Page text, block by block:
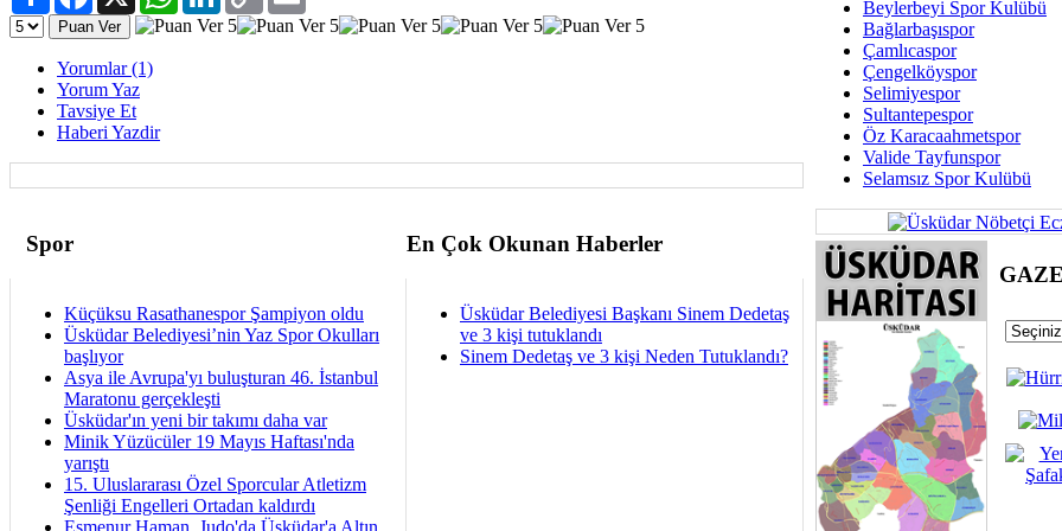
Yorumlar (1)
Yorum Yaz
Tavsiye Et
Haberi Yazdir
Spor En Çok Okunan Haberler
Küçüksu Rasathanespor Şampiyon oldu
Üsküdar Belediyesi’nin Yaz Spor Okulları
başlıyor
Asya ile Avrupa'yı buluşturan 46. İstanbul
Maratonu gerçekleşti
Üsküdar'ın yeni bir takımı daha var
Minik Yüzücüler 19 Mayıs Haftası'nda
yarıştı
15. Uluslararası Özel Sporcular Atletizm
Şenliği Engelleri Ortadan kaldırdı
Esmenur Haman, Judo'da Üsküdar'a Altın
Üsküdar Belediyesi Başkanı Sinem Dedetaş
ve 3 kişi tutuklandı
Sinem Dedetaş ve 3 kişi Neden Tutuklandı?
Hukukun
İmar Sorunlarının Genel
Arakan
Bayramın
Ruhsal
Üsküdar
Beylerbeyi Spor Kulübü
Bağlarbaşıspor
Çamlıcaspor
Çengelköyspor
Selimiyespor
Sultantepespor
Öz Karacaahmetspor
Valide Tayfunspor
Selamsız Spor Kulübü